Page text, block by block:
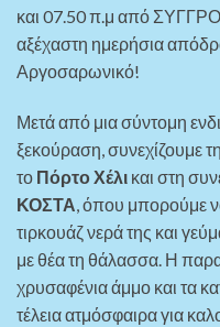
και 07.50 π.μ από
αξέχαστη ημερήσια
Αργοσαρωνικό!
Μετά από μια σύντομη
ξεκούραση, συνεχίζουμε
το Πόρτο Χέλι και στη
ΚΟΣΤΑ, όπου μπορούμε
τιρκουάζ νερά της και
με θέα τη θάλασσα. Η
χρυσαφένια άμμο και τα
τέλεια ατμόσφαιρα για